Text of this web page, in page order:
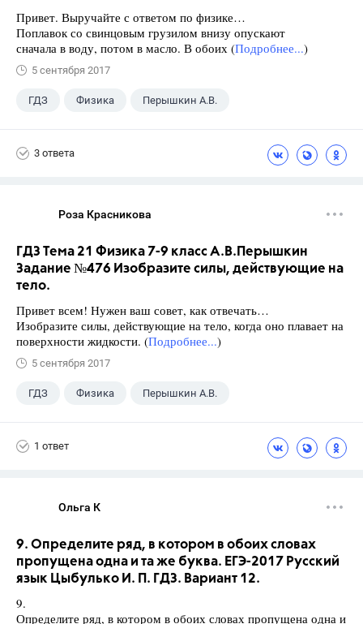
Привет. Выручайте с ответом по физике…
Поплавок со свинцовым грузилом внизу опускают
сначала в воду, потом в масло. В обоих (Подробнее...)
5 сентября 2017
ГДЗ Физика Перышкин А.В.
3 ответа
Роза Красникова
ГДЗ Тема 21 Физика 7-9 класс А.В.Перышкин
Задание №476 Изобразите силы, действующие на
тело.
Привет всем! Нужен ваш совет, как отвечать…
Изобразите силы, действующие на тело, когда оно плавает на
поверхности жидкости. (Подробнее...)
5 сентября 2017
ГДЗ Физика Перышкин А.В.
1 ответ
Ольга К
9. Определите ряд, в котором в обоих словах
пропущена одна и та же буква. ЕГЭ-2017 Русский
язык Цыбулько И. П. ГДЗ. Вариант 12.
9.
Определите ряд, в котором в обоих словах пропущена одна и